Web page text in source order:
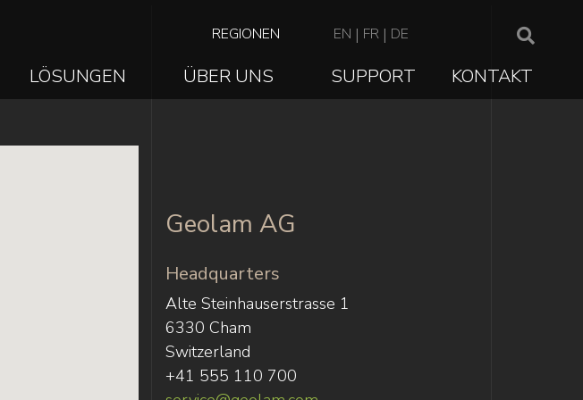
TOP
NAVIGATION
REGIONEN EN | FR | DE
MAIN
NAVIGATION
LÖSUNGEN ÜBER UNS SUPPORT KONTAKT
Geolam AG
Headquarters
Alte Steinhauserstrasse 1
6330 Cham
Switzerland
+41 555 110 700